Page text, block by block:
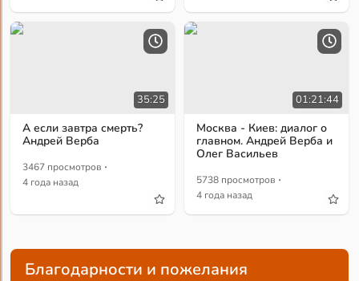
35:25
А если завтра смерть?
Андрей Верба
3467 просмотров ·
4 года назад
01:21:44
Москва - Киев: диалог о
главном. Андрей Верба и
Олег Васильев
5738 просмотров ·
4 года назад
Благодарности и пожелания